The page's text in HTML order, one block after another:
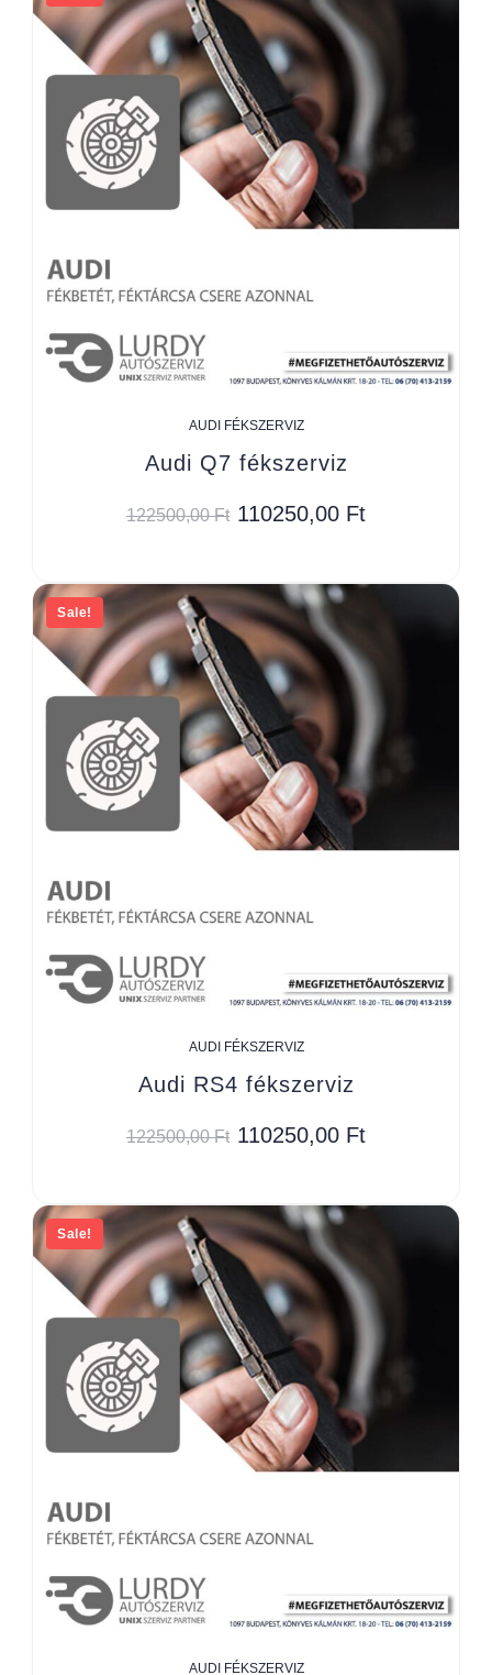
AUDI FÉKSZERVIZ
Audi Q7 fékszerviz
122500,00Ft 110250,00 Ft
Sale!
AUDI FÉKSZERVIZ
Audi RS4 fékszerviz
122500,00Ft 110250,00 Ft
Sale!
AUDI FÉKSZERVIZ